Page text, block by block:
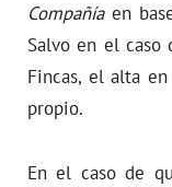
Compañíaen
Salvo en el caso
Fincas, el alta
propio.
En el caso de